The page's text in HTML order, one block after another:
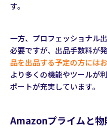
す。
一方、プロフェッショナル
必要ですが、出品手数料が
品を出品する予定の方には
より多くの機能やツールが
ポートが充実しています。
Amazonプライムと物